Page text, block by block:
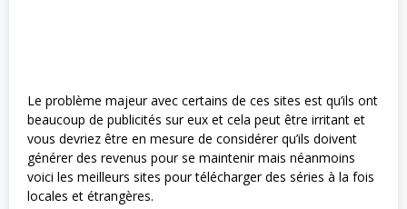
Le problème majeur avec certains de ces sites est qu’ils ont
beaucoup de publicités sur eux et cela peut être irritant et
vous devriez être en mesure de considérer qu’ils doivent
générer des revenus pour se maintenir mais néanmoins
voici les meilleurs sites pour télécharger des séries à la fois
locales et étrangères.